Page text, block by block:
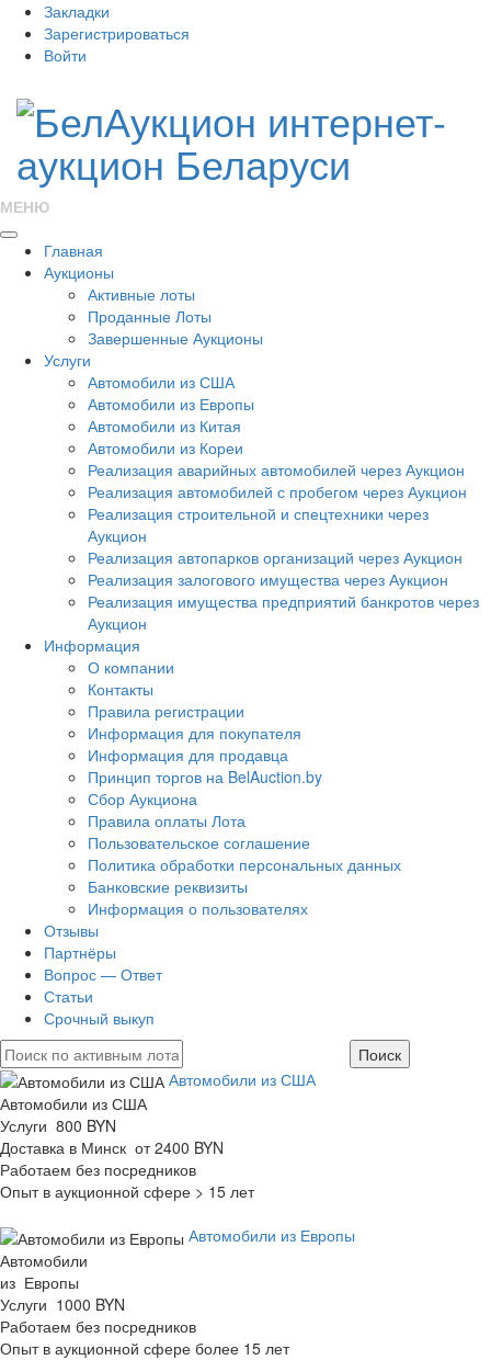
Закладки
Зарегистрироваться
Войти
МЕНЮ
Главная
Аукционы
Активные лоты
Проданные Лоты
Завершенные Аукционы
Услуги
Автомобили из США
Автомобили из Европы
Автомобили из Китая
Автомобили из Кореи
Реализация аварийных автомобилей через Аукцион
Реализация автомобилей с пробегом через Аукцион
Реализация строительной и спецтехники через
Аукцион
Реализация автопарков организаций через Аукцион
Реализация залогового имущества через Аукцион
Реализация имущества предприятий банкротов через
Аукцион
Информация
О компании
Контакты
Правила регистрации
Информация для покупателя
Информация для продавца
Принцип торгов на BelAuction.by
Сбор Аукциона
Правила оплаты Лота
Пользовательское соглашение
Политика обработки персональных данных
Банковские реквизиты
Информация о пользователях
Отзывы
Партнёры
Вопрос — Ответ
Статьи
Срочный выкуп
Автомобили из США
Автомобили из США
Услуги 800 BYN
Доставка в Минск от 2400 BYN
Работаем без посредников
Опыт в аукционной сфере > 15 лет
Автомобили из Европы
Автомобили
из Европы
Услуги 1000 BYN
Работаем без посредников
Опыт в аукционной сфере более 15 лет